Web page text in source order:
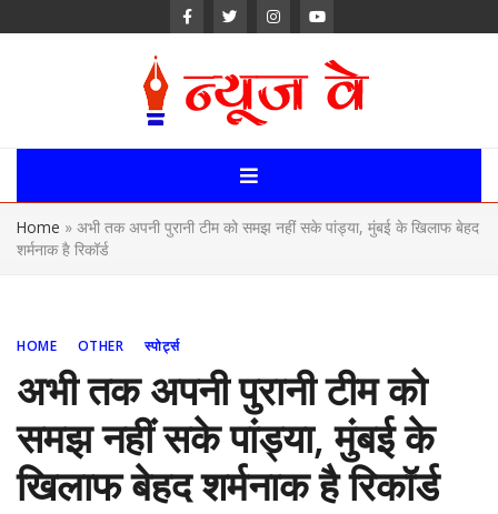
News Way:
Uttarakhand,
Uttar Pardesh,
Delhi News
Portal
Home » अभी तक अपनी पुरानी टीम को समझ नहीं सके पांड्या, मुंबई के खिलाफ बेहद
शर्मनाक है रिकॉर्ड
HOME OTHER स्पोर्ट्स
अभी तक अपनी पुरानी टीम को
समझ नहीं सके पांड्या, मुंबई के
खिलाफ बेहद शर्मनाक है रिकॉर्ड